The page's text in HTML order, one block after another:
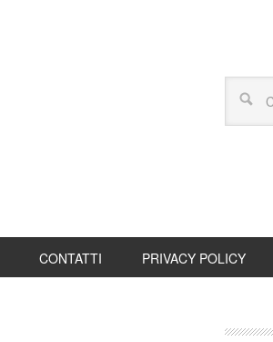
CONTATTI PRIVACY POLICY